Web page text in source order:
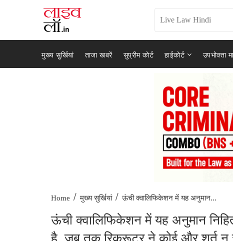
मुख्य सुर्खियां ताजा खबरें सुप्रीम कोर्ट हाईकोर्ट उपभोक्ता
Home / मुख्य सुर्खियां / ऊंची क्वालि‌फिकेशन में यह अनुमान...
ऊंची क्वालि‌फिकेशन में यह अनुमान